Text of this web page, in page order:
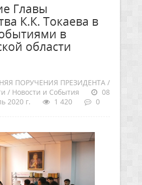
Главы
К.К. Токаева в
в
области
ПОРУЧЕНИЯ ПРЕЗИДЕНТА /
/ Новости и События
08
2020 г.
1 420 0